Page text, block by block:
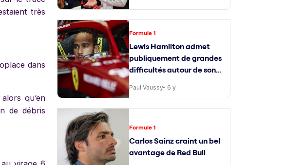
très
dans
qu’en
de débris
Formule 1
Lewis Hamilton admet
publiquement de grandes
difficultés autour de son
ingénieur de course
Paul Vaussy 6 y
Formule 1
Carlos Sainz craint un bel
avantage de Red Bull